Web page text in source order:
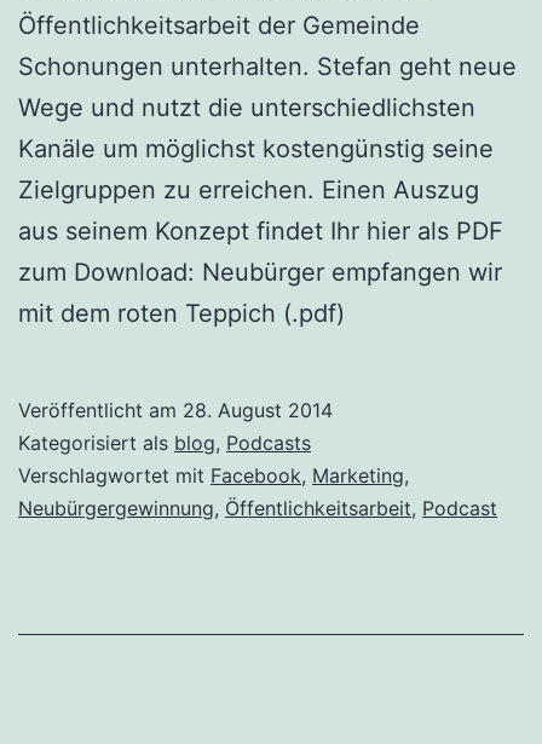
Öffentlichkeitsarbeit der Gemeinde
Schonungen unterhalten. Stefan geht neue
Wege und nutzt die unterschiedlichsten
Kanäle um möglichst kostengünstig seine
Zielgruppen zu erreichen. Einen Auszug
aus seinem Konzept findet Ihr hier als PDF
zum Download: Neubürger empfangen wir
mit dem roten Teppich (.pdf)
Veröffentlicht am 28. August 2014
Kategorisiert als blog, Podcasts
Verschlagwortet mit Facebook, Marketing,
Neubürgergewinnung, Öffentlichkeitsarbeit, Podcast